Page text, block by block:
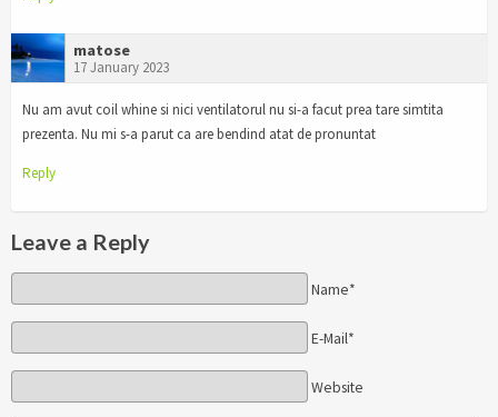
matose
17 January 2023
Nu am avut coil whine si nici ventilatorul nu si-a facut prea tare simtita
prezenta. Nu mi s-a parut ca are bendind atat de pronuntat
Reply
Leave a Reply
Name*
E-Mail*
Website